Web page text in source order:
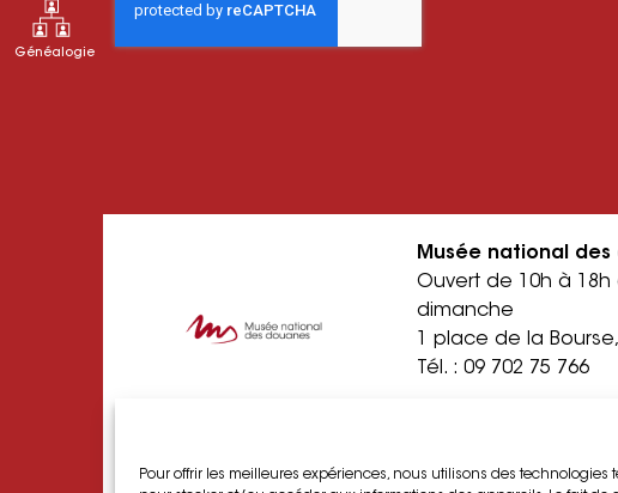
Pour offrir les meilleures expériences, nous utilisons des technologies
Généalogie
Musée national des
Ouvert de 10h à 18h
dimanche
1 place de la
Tél. : 09 702 75 766
Ouvert du lundi au